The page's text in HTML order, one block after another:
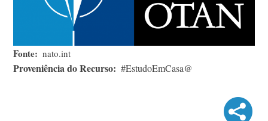
Fonte nato.int
Proveniência do Recurso #EstudoEmCasa@